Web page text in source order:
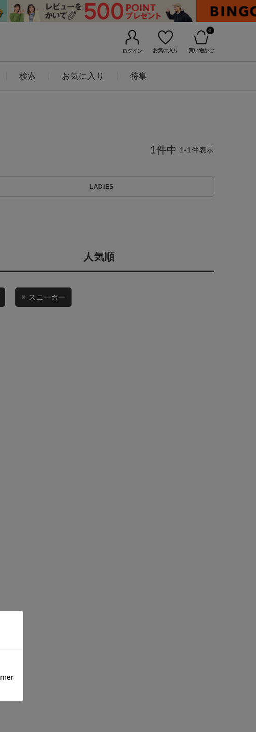
ログイン お気に入り
0
買い物かご
検索 お気に入り 特集
BINGOYAについて
採用情報
ギフトカード
WEB限定
LADIES
人気順
1件中 1-1件表示
スニーカー